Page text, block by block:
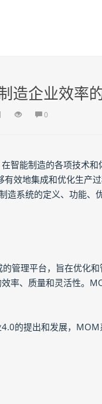
造企业效率
0
智能制造的各项技术和
有效地集成和优化生产
系统的定义、功能、
管理平台，旨在优化和
率、质量和灵活性。
的提出和发展，